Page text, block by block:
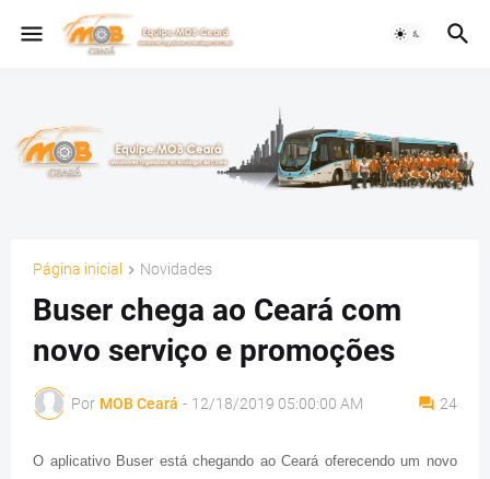
Página inicial Novidades
Buser chega ao Ceará com
novo serviço e promoções
Por MOB Ceará - 12/18/2019 05:00:00 AM 24
O aplicativo Buser está chegando ao Ceará oferecendo um novo